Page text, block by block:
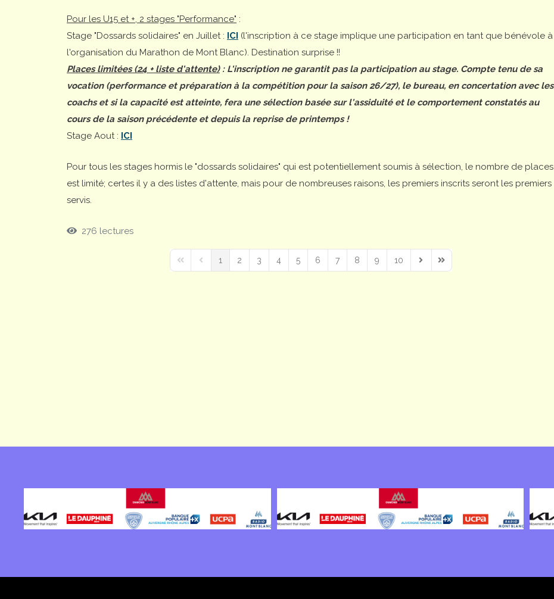
Pour les U15 et +, 2 stages "Performance" :
Stage "Dossards solidaires" en Juillet : ICI (l'inscription à ce stage implique une participation en tant que bénévole à
l'organisation du Marathon de Mont Blanc). Destination surprise !!
Places limitées (24 + liste d'attente): L'inscription ne garantit pas la participation au stage. Compte tenu de sa
vocation (performance et préparation à la compétition pour la saison 26/27), le bureau, en concertation avec les
coachs et si la capacité est atteinte, fera une sélection basée sur l'assiduité et le comportement constatés au
cours de la saison précédente et depuis la reprise de printemps !
Stage Aout : ICI
Pour tous les stages hormis le "dossards solidaires" qui est potentiellement soumis à sélection, le nombre de places
est limité; certes il y a des listes d'attente, mais pour de nombreuses raisons, les premiers inscrits seront les premiers
servis.
276 lectures
First PagePrevious Page
1 2 3 4 5 6 7 8 9 10
Next PageLast Page